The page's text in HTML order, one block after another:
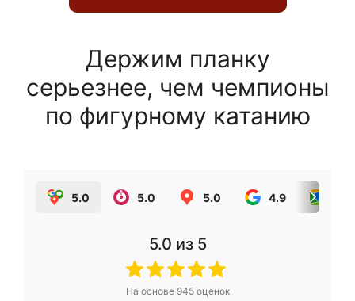
Держим планку
серьезнее, чем чемпионы
по фигурному катанию
5.0 5.0 5.0 4.9
5.0 из 5
На основе 945оценок